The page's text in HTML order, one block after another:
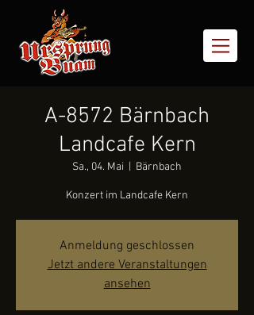
A-8572 Bärnbach
Landcafe Kern
Sa., 04. Mai Bärnbach
Konzert im Landcafe Kern
Anmeldung geschlossen
Jetzt andere Veranstaltungen
ansehen